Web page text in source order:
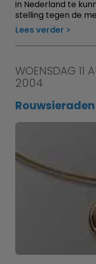
in Nederland te
stelling tegen de
Lees verder
WOENSDAG 11
2004